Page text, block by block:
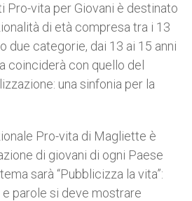
Pro-vita per Giovani è destinato
di età compresa tra i 13
due categorie, dai 13 ai 15 anni
coinciderà con quello del
una sinfonia per la
Pro-vita di Magliette è
di giovani di ogni Paese
sarà “Pubblicizza la vita”:
parole si deve mostrare